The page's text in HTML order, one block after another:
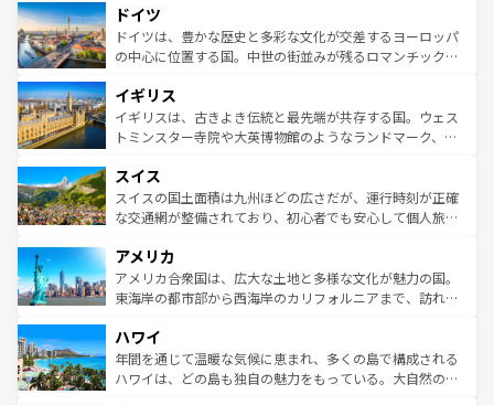
せる。地方によって風土や気候が異なるスペインはその個
性で訪れる人を魅了する。 なお、新着のスペイン情報は コ
ンテンツ一覧を参照してほしい。
で、幅広い魅力が詰まっている。華麗な宮殿、歴史的な大
聖堂、美しいビーチ、そして豊かな自然が、訪れる者を心
から魅了する。また、フランスは美食の国としても知ら
いる。シャンパンの発祥地であるランス、プロヴァンスの
香り高いラベンダー畑など、多彩な楽しみ方が可能だ。さ
らに、パリ以外の地域にも魅力が溢れており、どの街角に
れる地方に足を運ぶとそれぞれで全く異なる文化を体験で
きるだろう。 なお、新着のフランス情報はコンテンツ一覧
を参照してほしい。
ドイツ
ドイツは、豊かな歴史と多彩な文化が交差するヨーロッパ
の中心に位置する国。中世の街並みが残るロマンチック街
顔を持つこの国は、どこを歩いても飽きることがない。ベ
ルリンの文化的活気、バイエルン州のアルプスの絶景、そ
してライン川沿いのワイン畑といった風景は必見。ビール
は、お酒好きな人にはぜひ体験してほしい。 なお、新着の
ドイツ情報はコンテンツ一覧を参照してほしい。
イギリス
イギリスは、古きよき伝統と最先端が共存する国。ウェス
トミンスター寺院や大英博物館のようなランドマーク、歴
リアごとに異なる魅力がある。また、優雅なアフタヌーン
ティー、ビール好きにはたまらない英国パブ、サッカー観
戦など、本場だからこそできる体験も豊富。イギリスを旅
ンツ一覧を参照してほしい。
スイス
スイスの国土面積は九州ほどの広さだが、運行時刻が正確
な交通網が整備されており、初心者でも安心して個人旅行
の建物がそのまま残る町や、スイスならではのユニークな
博物館もあり、アルプス観光だけでなく町歩きも満喫する
ことができる。国民の所得が高いため物価も高いが、旅行
ば市内交通費無料で観光を楽しむこともできる。 なお、新
着のスイス情報はコンテンツ一覧 を参照してほしい。
アメリカ
アメリカ合衆国は、広大な土地と多様な文化が魅力の国。
東海岸の都市部から西海岸のカリフォルニアまで、訪れる
のような巨大都市は、観光、ショッピング、エンターテイ
ンメントが詰まった刺激的なスポットだ。一方、アメリカ
西部には大自然が広がり、グランドキャニオンやイエロー
ハワイ
年間を通じて温暖な気候に恵まれ、多くの島で構成される
ハワイは、どの島も独自の魅力をもっている。大自然の神